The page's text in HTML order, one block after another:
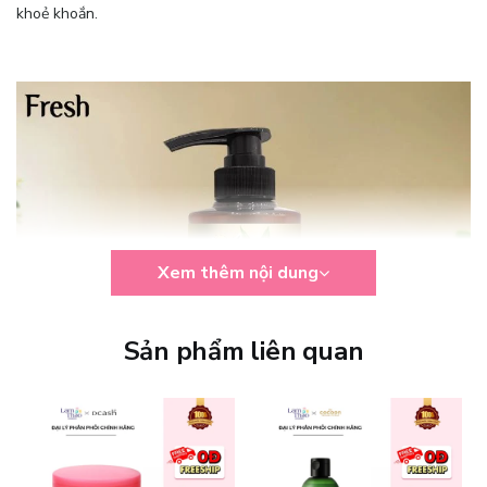
khoẻ khoắn.
Xem thêm nội dung
Sản phẩm liên quan